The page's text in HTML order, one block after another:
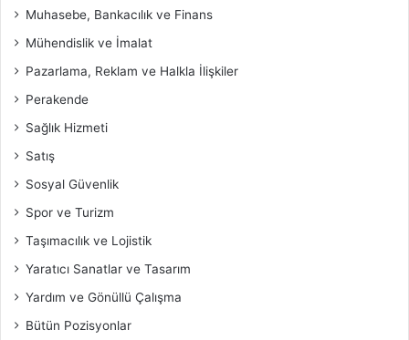
Muhasebe, Bankacılık ve Finans
Mühendislik ve İmalat
Pazarlama, Reklam ve Halkla İlişkiler
Perakende
Sağlık Hizmeti
Satış
Sosyal Güvenlik
Spor ve Turizm
Taşımacılık ve Lojistik
Yaratıcı Sanatlar ve Tasarım
Yardım ve Gönüllü Çalışma
Bütün Pozisyonlar